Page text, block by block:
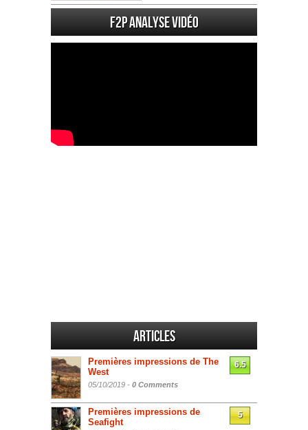
F2P Analyse vidéo
Articles
Premières impressions de The
West
05/10/2019 - 0 Comments
6.5
Premières impressions de
Seafight
5